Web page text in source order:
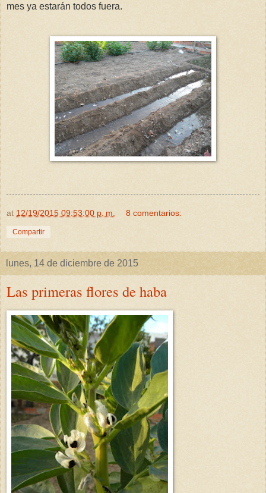
mes ya estarán todos fuera.
at 12/19/2015 09:53:00 p. m. 8 comentarios:
Compartir
lunes, 14 de diciembre de 2015
Las primeras flores de haba